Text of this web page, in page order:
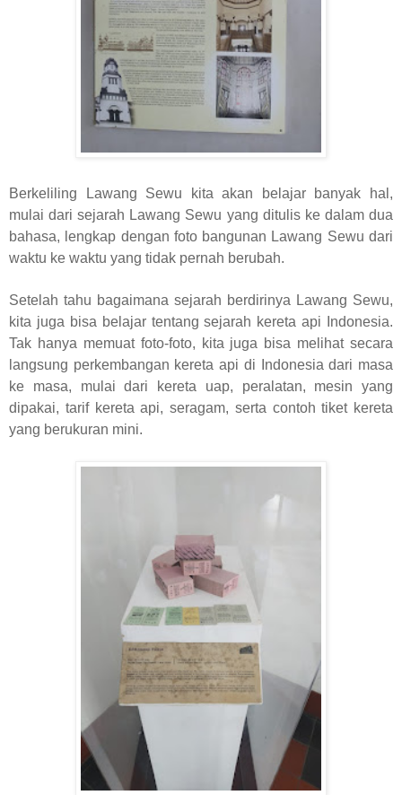
Berkeliling Lawang Sewu kita akan belajar banyak hal,
mulai dari sejarah Lawang Sewu yang ditulis ke dalam dua
bahasa, lengkap dengan foto bangunan Lawang Sewu dari
waktu ke waktu yang tidak pernah berubah.
Setelah tahu bagaimana sejarah berdirinya Lawang Sewu,
kita juga bisa belajar tentang sejarah kereta api Indonesia.
Tak hanya memuat foto-foto, kita juga bisa melihat secara
langsung perkembangan kereta api di Indonesia dari masa
ke masa, mulai dari kereta uap, peralatan, mesin yang
dipakai, tarif kereta api, seragam, serta contoh tiket kereta
yang berukuran mini.